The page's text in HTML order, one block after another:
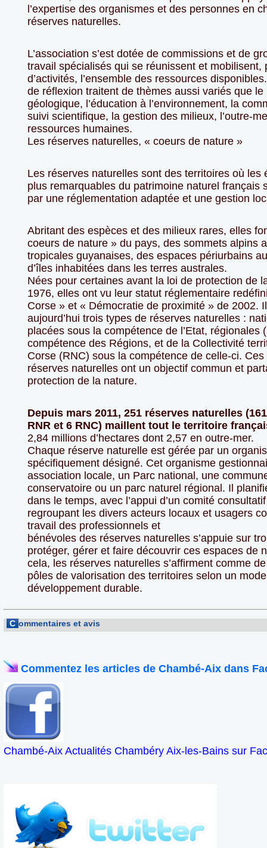
l’expertise des organismes et des personnes en
réserves naturelles.
L’association s’est dotée de commissions et de
travail spécialisés qui se réunissent et mobilisent,
d’activités, l’ensemble des ressources
de réflexion traitent de thèmes aussi variés que le
géologique, l’éducation à l’environnement, la
suivi scientifique, la gestion des milieux, l’outre-
ressources humaines.
Les réserves naturelles, « coeurs de nature »
Les réserves naturelles sont des territoires où les
plus remarquables du patrimoine naturel français
par une réglementation adaptée et une gestion
Abritant des espèces et des milieux rares, elles
coeurs de nature » du pays, des sommets alpins
tropicales guyanaises, des espaces périurbains
d’îles inhabitées dans les terres australes.
Nées pour certaines avant la loi de protection de
1976, elles ont vu leur statut réglementaire
Corse » et « Démocratie de proximité » de 2002.
aujourd’hui trois types de réserves naturelles :
placées sous la compétence de l’Etat, régionales
compétence des Régions, et de la Collectivité
Corse (RNC) sous la compétence de celle-ci.
réserves naturelles ont un objectif commun et
protection de la nature.
Depuis mars 2011, 251 réserves naturelles
RNR et 6 RNC) maillent tout le territoire
2,84 millions d’hectares dont 2,57 en outre-mer.
Chaque réserve naturelle est gérée par un
spécifiquement désigné. Cet organisme
association locale, un Parc national, une
conservatoire ou un parc naturel régional. Il
dans le temps, avec l’appui d’un comité
regroupant les divers acteurs locaux et usagers
travail des professionnels et
bénévoles des réserves naturelles s’appuie sur
protéger, gérer et faire découvrir ces espaces de
cela, les réserves naturelles s’affirment comme
pôles de valorisation des territoires selon un
développement durable.
C ommentaires et avis
Commentez les articles de Chambé-Aix dans
Chambé-Aix Actualités Chambéry Aix-les-Bains sur